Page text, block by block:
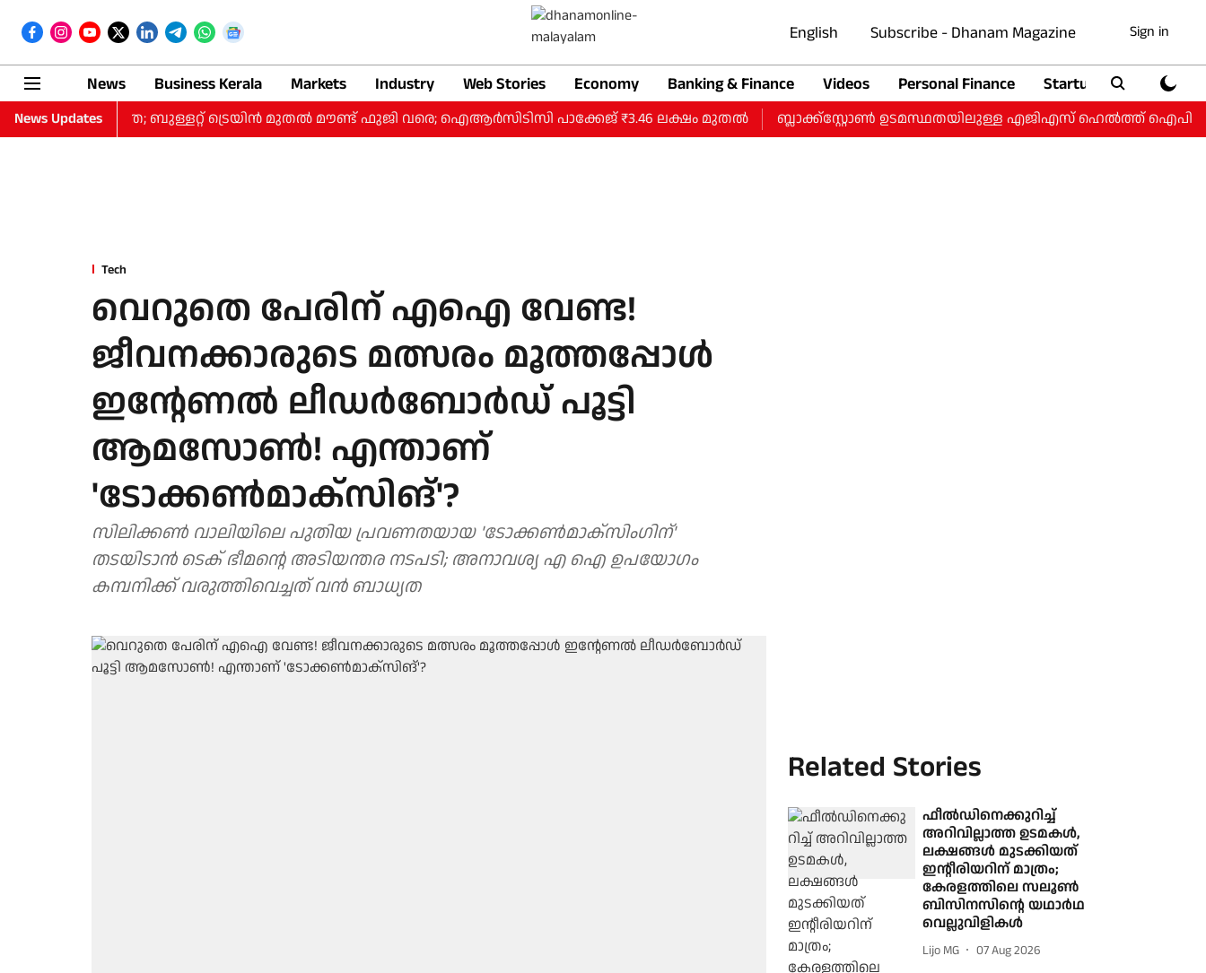
English Subscribe - Dhanam Magazine Sign in
News Business Kerala Markets Industry Web Stories Economy Banking & Finance Videos Personal Finance Startup
News Updatesയാത്ര; ബുള്ളറ്റ് ട്രെയിന്‍ മുതല്‍ മൗണ്ട് ഫുജി വരെ; ഐആര്‍സിടിസി പാക്കേജ് ₹3.46 ലക്ഷം മുതല്‍ ബ്ലാക്ക്‌സ്റ്റോൺ ഉടമസ്ഥതയിലുള്ള എജിഎസ് ഹെൽത്ത് ഐപിഒയ്ക്ക്;
Tech
വെറുതെ പേരിന് എഐ വേണ്ട!
ജീവനക്കാരുടെ മത്സരം മൂത്തപ്പോള്‍
ഇന്റേണല്‍ ലീഡര്‍ബോര്‍ഡ് പൂട്ടി
ആമസോണ്‍! എന്താണ്
'ടോക്കണ്‍മാക്‌സിങ്'?
സിലിക്കണ്‍ വാലിയിലെ പുതിയ പ്രവണതയായ 'ടോക്കണ്‍മാക്‌സിംഗിന്'
തടയിടാന്‍ ടെക് ഭീമന്റെ അടിയന്തര നടപടി; അനാവശ്യ എ ഐ ഉപയോഗം
കമ്പനിക്ക് വരുത്തിവെച്ചത് വന്‍ ബാധ്യത
Related Stories
ഫീല്‍ഡിനെക്കുറിച്ച്
അറിവില്ലാത്ത ഉടമകള്‍,
ലക്ഷങ്ങള്‍ മുടക്കിയത്
ഇന്റീരിയറിന് മാത്രം;
കേരളത്തിലെ സലൂണ്‍
ബിസിനസിന്റെ യഥാര്‍ഥ
വെല്ലുവിളികള്‍
Lijo MG 07 Aug 2026